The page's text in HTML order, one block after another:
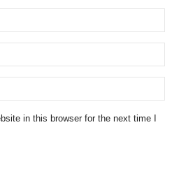
in this browser for the next time I